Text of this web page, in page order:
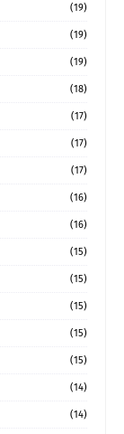
(19)
(19)
(19)
(18)
(17)
(17)
(17)
(16)
(16)
(15)
(15)
(15)
(15)
(15)
(14)
(14)